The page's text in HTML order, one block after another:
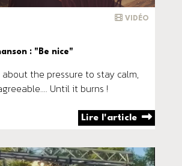
VIDÉO
: "Be nice"
about the pressure to stay calm,
Until it burns !
Lire l'article